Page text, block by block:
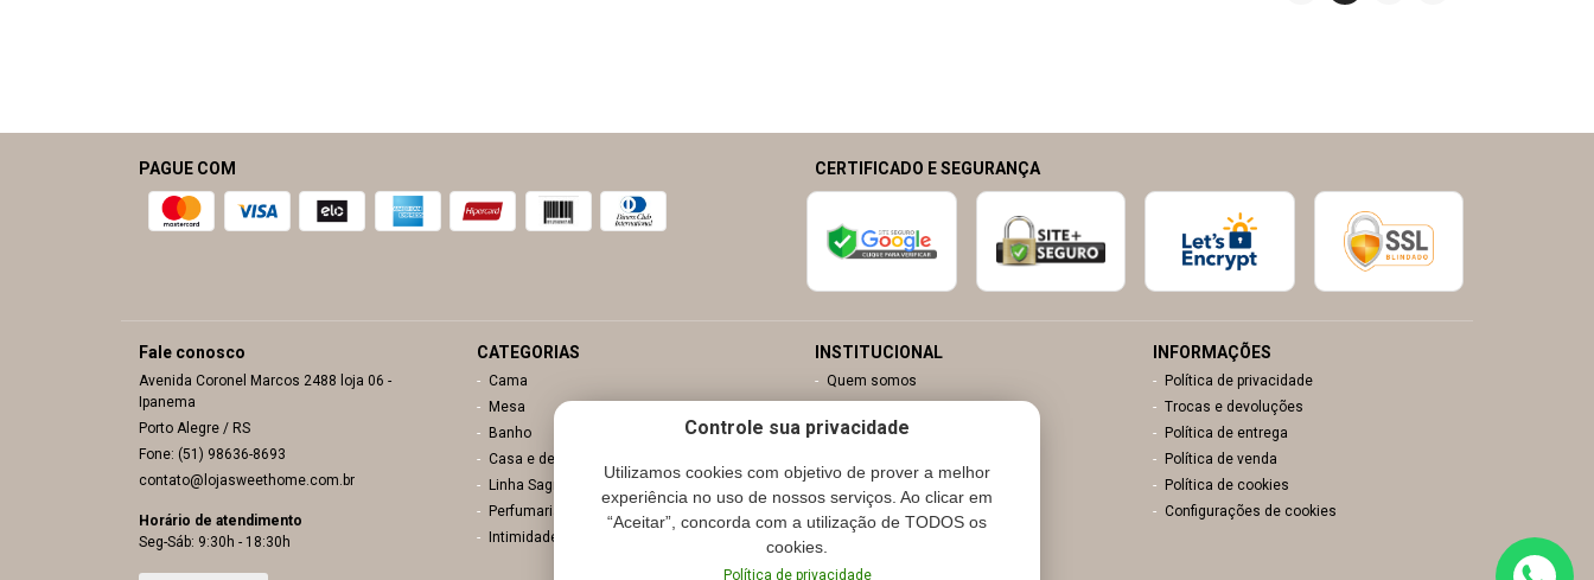
Controle sua privacidade
Utilizamos cookies com objetivo de prover a melhor
experiência no uso de nossos serviços. Ao clicar em
“Aceitar”, concorda com a utilização de TODOS os
cookies.
Política de privacidade
PAGUE COM CERTIFICADO E SEGURANÇA
Fale conosco
Avenida Coronel Marcos 2488 loja 06 -
Ipanema
Porto Alegre / RS
Fone: (51) 98636-8693
contato@lojasweethome.com.br
Horário de atendimento
Seg-Sáb: 9:30h - 18:30h
CATEGORIAS
Cama
Mesa
Banho
Casa e decoração
Linha Sagrada
Perfumaria
Intimidades
INSTITUCIONAL
Quem somos
Minha conta
Nossas Lojas
INFORMAÇÕES
Política de privacidade
Trocas e devoluções
Política de entrega
Política de venda
Política de cookies
Configurações de cookies